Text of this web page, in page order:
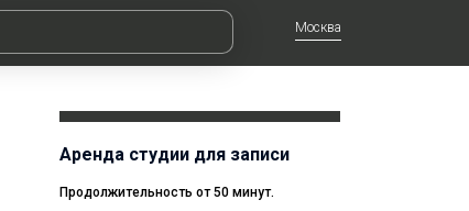
Москва
Аренда студии для записи
Продолжительность от 50 минут.